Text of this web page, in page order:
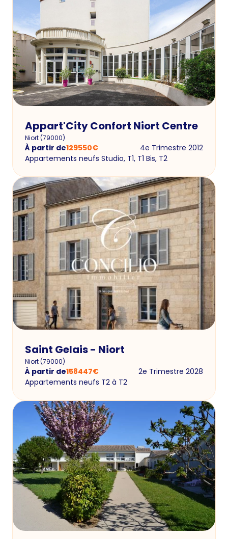
Appart'City Confort Niort Centre
Niort(79000)
À partir de129550€
4e Trimestre 2012
Appartements neufs Studio, T1, T1 Bis, T2
Saint Gelais - Niort
Niort(79000)
À partir de158447€
2e Trimestre 2028
Appartements neufs T2 à T2